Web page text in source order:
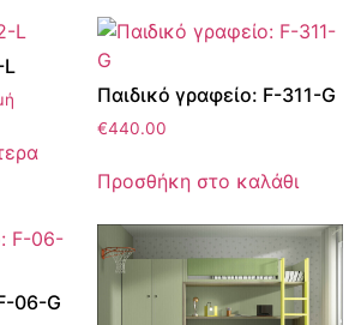
L
Παιδικό γραφείο: F-311-G
€440.00
Προσθήκη στο καλάθι
06-G